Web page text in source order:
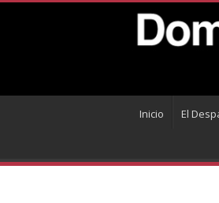
Inicio El